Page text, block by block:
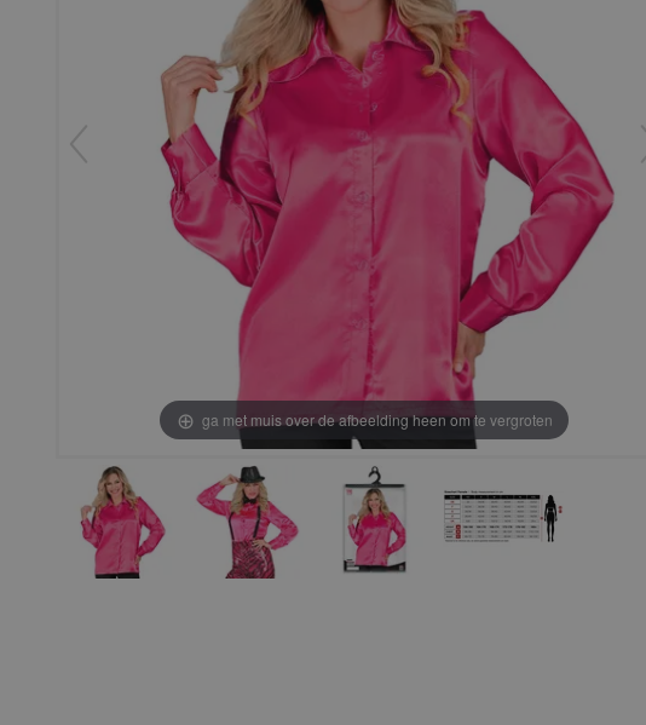
ga met muis over de afbeelding heen om te vergroten